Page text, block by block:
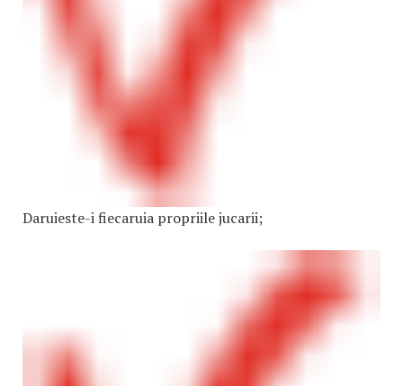
Daruieste-i fiecaruia propriile jucarii;